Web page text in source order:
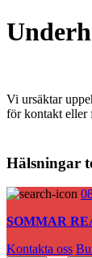
Vi ursäktar
för kontakt eller
Hälsningar
SOMMAR
Kontakta oss